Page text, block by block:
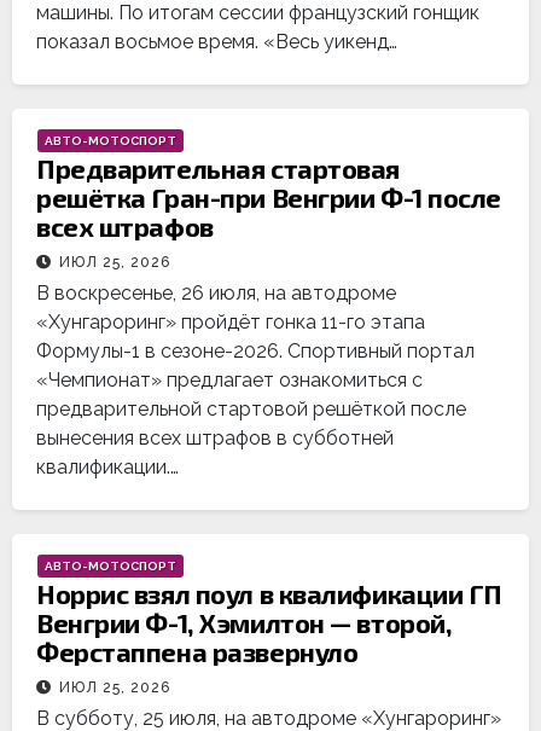
машины. По итогам сессии французский гонщик
показал восьмое время. «Весь уикенд…
АВТО-МОТОСПОРТ
Предварительная стартовая
решётка Гран-при Венгрии Ф-1 после
всех штрафов
ИЮЛ 25, 2026
В воскресенье, 26 июля, на автодроме
«Хунгароринг» пройдёт гонка 11-го этапа
Формулы-1 в сезоне-2026. Спортивный портал
«Чемпионат» предлагает ознакомиться с
предварительной стартовой решёткой после
вынесения всех штрафов в субботней
квалификации.…
АВТО-МОТОСПОРТ
Норрис взял поул в квалификации ГП
Венгрии Ф-1, Хэмилтон — второй,
Ферстаппена развернуло
ИЮЛ 25, 2026
В субботу, 25 июля, на автодроме «Хунгароринг»